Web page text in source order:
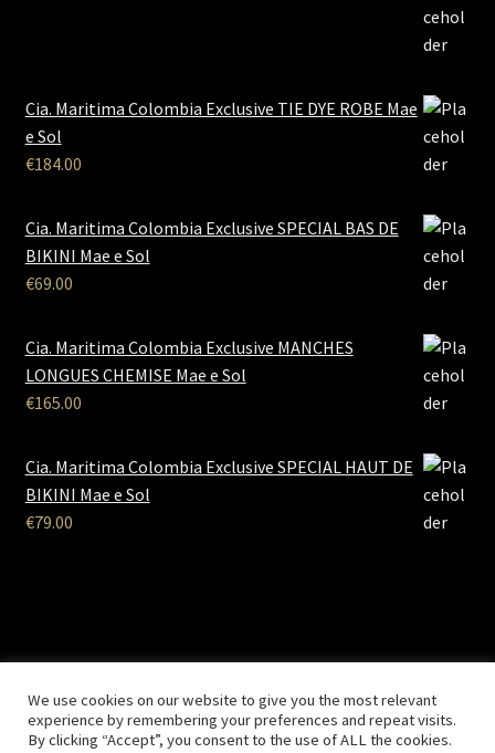
Cia. Maritima Colombia Exclusive TIE DYE ROBE Mae
e Sol
€184.00
Cia. Maritima Colombia Exclusive SPECIAL BAS DE
BIKINI Mae e Sol
€69.00
Cia. Maritima Colombia Exclusive MANCHES
LONGUES CHEMISE Mae e Sol
€165.00
Cia. Maritima Colombia Exclusive SPECIAL HAUT DE
BIKINI Mae e Sol
€79.00
Réalisé parSolemarweb.com
We use cookies on our website to give you the most relevant
experience by remembering your preferences and repeat visits.
By clicking “Accept”, you consent to the use of ALL the cookies.